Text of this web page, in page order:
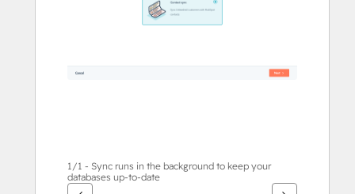
1/1 - Sync runs in the background to keep your
databases up-to-date